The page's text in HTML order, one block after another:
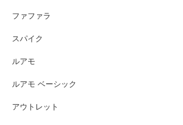
ファファラ
スパイク
ルアモ
ルアモ ベーシック
アウトレット